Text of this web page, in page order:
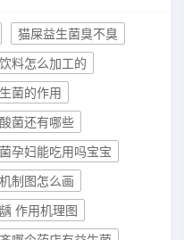
猫屎益生菌臭不臭
料怎么加工的
菌的作用
菌还有哪些
孕妇能吃用吗宝宝
制图怎么画
作用机理图